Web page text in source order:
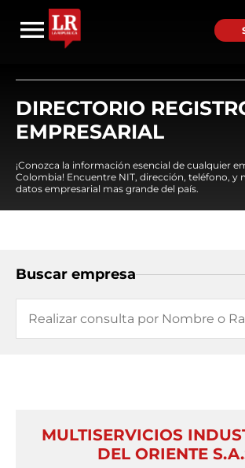
DIRECTORIO
EMPRESARIAL
¡Conozca la información esencial de cualquier
Colombia! Encuentre NIT, dirección, teléfono, y
datos empresarial mas grande del país.
Buscar empresa
MULTISERVICIOS
DEL ORIENTE